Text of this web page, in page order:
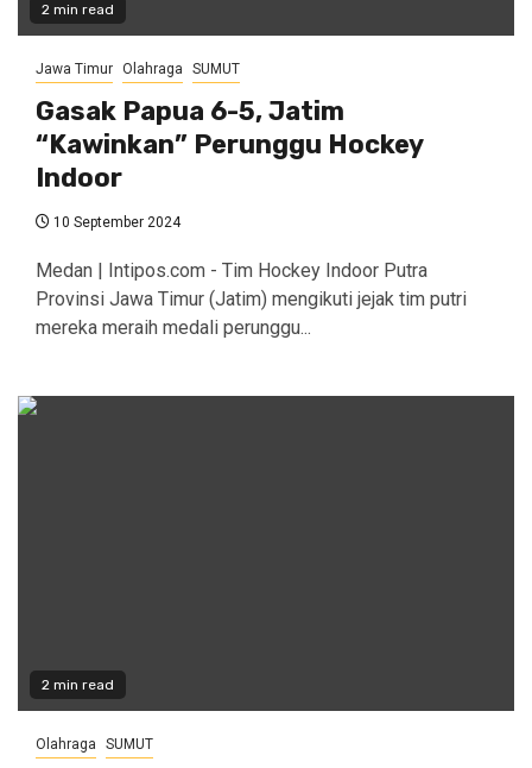
2 min read
Jawa Timur Olahraga SUMUT
Gasak Papua 6-5, Jatim
“Kawinkan” Perunggu Hockey
Indoor
10 September 2024
Medan | Intipos.com - Tim Hockey Indoor Putra
Provinsi Jawa Timur (Jatim) mengikuti jejak tim putri
mereka meraih medali perunggu...
2 min read
Olahraga SUMUT